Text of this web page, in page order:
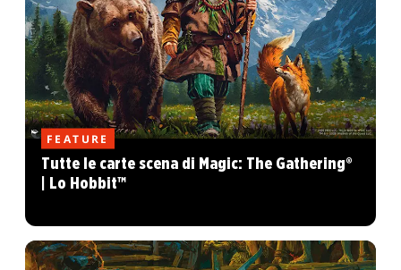
FEATURE
Tutte le carte scena di Magic: The Gathering®
| Lo Hobbit™